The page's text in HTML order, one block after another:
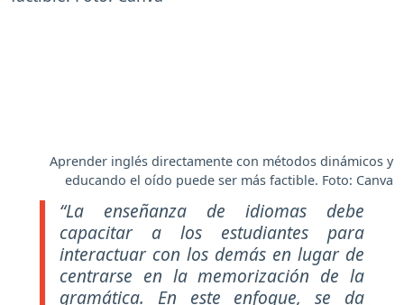
Aprender inglés directamente con métodos dinámicos y
educando el oído puede ser más factible. Foto: Canva
“La enseñanza de idiomas debe
capacitar a los estudiantes para
interactuar con los demás en lugar de
centrarse en la memorización de la
gramática. En este enfoque, se da